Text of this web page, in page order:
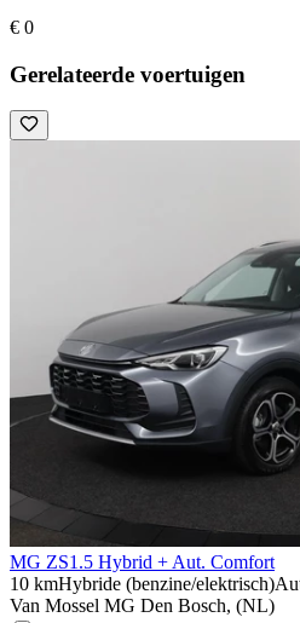
€ 0
Gerelateerde voertuigen
MG ZS1.5 Hybrid + Aut. Comfort
10 kmHybride (benzine/elektrisch)
Van Mossel MG Den Bosch, (NL)